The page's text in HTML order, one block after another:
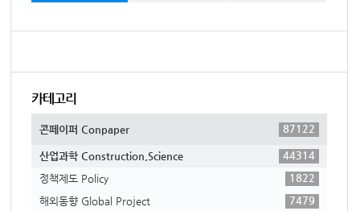
카테고리
콘페이퍼 Conpaper 87122
산업과학 Construction,Science
44314
정책제도 Policy
1822
해외동향 Global Project
7479